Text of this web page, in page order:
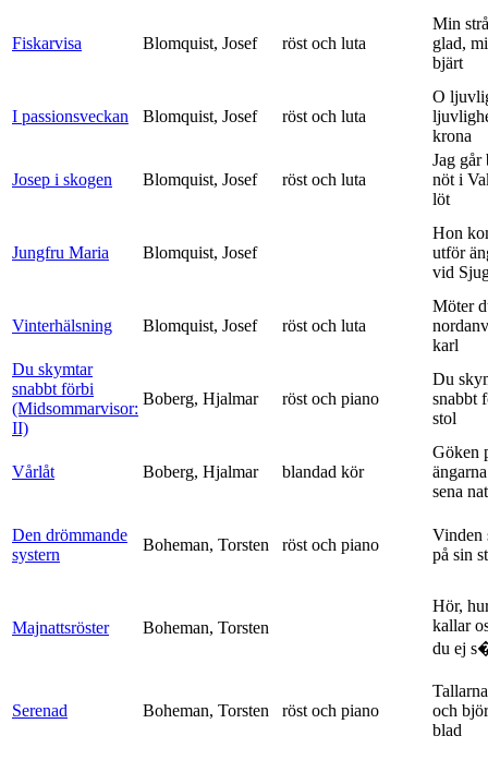
Fiskarvisa Blomquist, Josef röst och luta
Min
glad,
bjärt
I passionsveckan Blomquist, Josef röst och luta
O
krona
Josep i skogen Blomquist, Josef röst och luta
Jag går
nöt i
löt
Jungfru Maria Blomquist, Josef
Hon
utför
vid
Vinterhälsning Blomquist, Josef röst och luta
Möter
karl
Du skymtar
snabbt förbi
(Midsommarvisor:
II)
Boberg, Hjalmar röst och piano
Du
snabbt
stol
Vårlåt Boberg, Hjalmar blandad kör
Göken
sena
Den drömmande
systern
Boheman, Torsten röst och piano
Vinden
på sin
Majnattsröster Boheman, Torsten
Hör,
kallar
du ej
Serenad Boheman, Torsten röst och piano
och
blad